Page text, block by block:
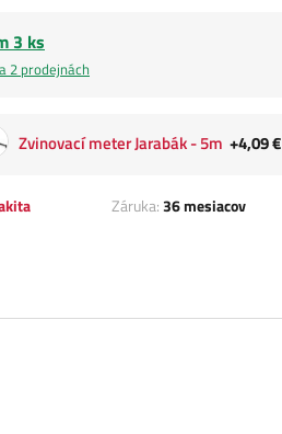
3 ks
2 prodejnách
Zvinovací meter Jarabák - 5m +4,09 €
Záruka:36 mesiacov